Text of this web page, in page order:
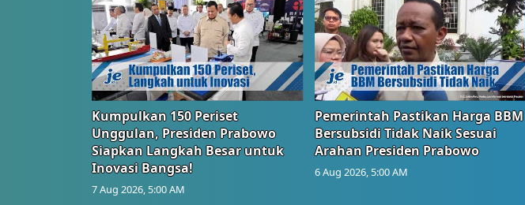
Kumpulkan 150 Periset
Unggulan, Presiden Prabowo
Siapkan Langkah Besar untuk
Inovasi Bangsa!
7 Aug 2026, 5:00 AM
Pemerintah Pastikan Harga BBM
Bersubsidi Tidak Naik Sesuai
Arahan Presiden Prabowo
6 Aug 2026, 5:00 AM